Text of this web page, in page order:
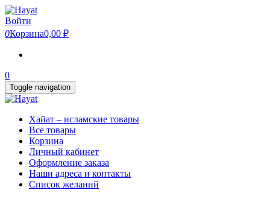
Skip
to
the
content
Войти
0Корзина0,00 ₽
0
Toggle navigation
Хайат – исламские товары
Все товары
Корзина
Личный кабинет
Оформление заказа
Наши адреса и контакты
Список желаний